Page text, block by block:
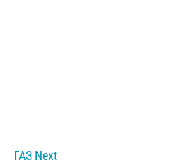
ГАЗ Next